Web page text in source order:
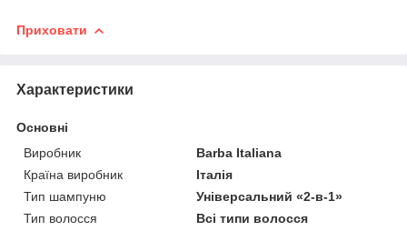
Приховати
Характеристики
Основні
Виробник
Barba Italiana
Країна виробник
Італія
Тип шампуню
Універсальний «2-в-1»
Тип волосся
Всі типи волосся